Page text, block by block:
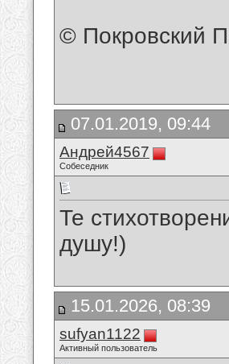
© Покровский
07.01.2019, 09:44
Андрей4567
Собеседник
Те
душу!)
15.01.2026, 08:39
sufyan1122
Активный пользователь